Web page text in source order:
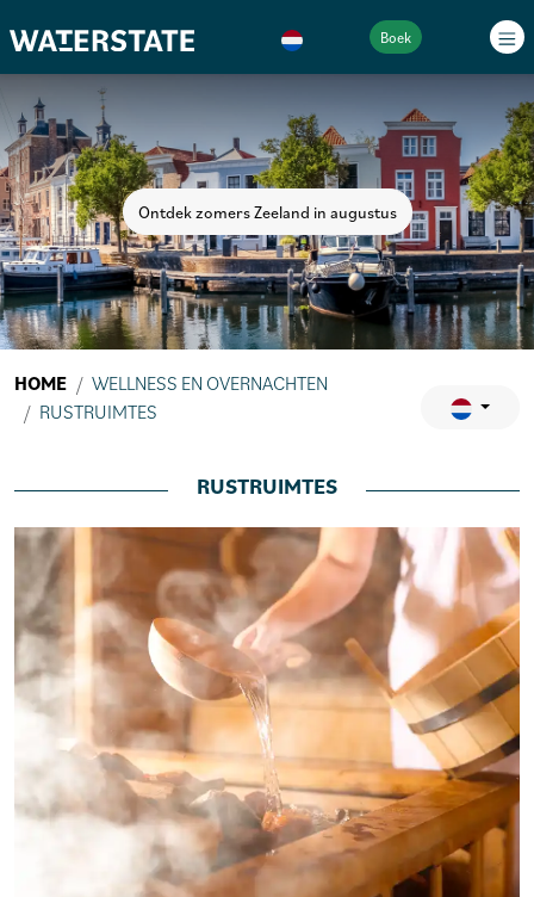
Boek
Ontdek zomers Zeeland in augustus
HOME
WELLNESS EN OVERNACHTEN
RUSTRUIMTES
RUSTRUIMTES